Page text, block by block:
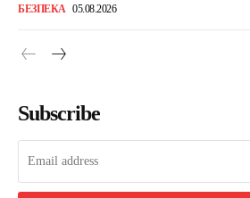
БЕЗПЕКА 05.08.2026
Subscribe